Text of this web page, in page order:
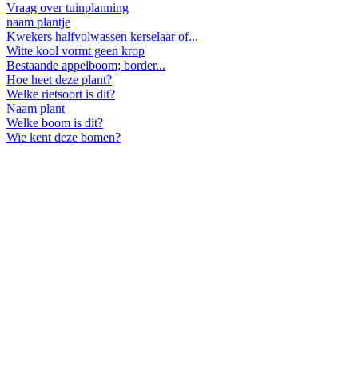
Vraag over tuinplanning
naam plantje
Kwekers halfvolwassen kerselaar of...
Witte kool vormt geen krop
Bestaande appelboom; border...
Hoe heet deze plant?
Welke rietsoort is dit?
Naam plant
Welke boom is dit?
Wie kent deze bomen?